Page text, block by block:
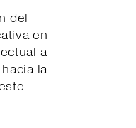
del
en
a
la